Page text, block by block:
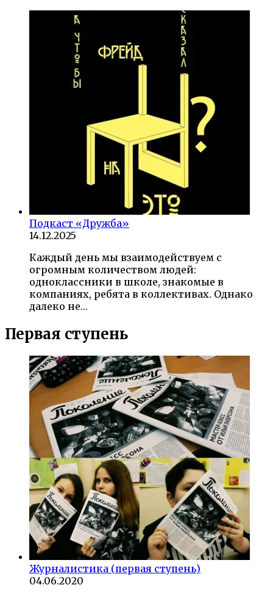
Подкаст «Дружба»
14.12.2025
Каждый день мы взаимодействуем с
огромным количеством людей:
одноклассники в школе, знакомые в
компаниях, ребята в коллективах. Однако
далеко не…
Первая ступень
Журналистика (первая ступень)
04.06.2020